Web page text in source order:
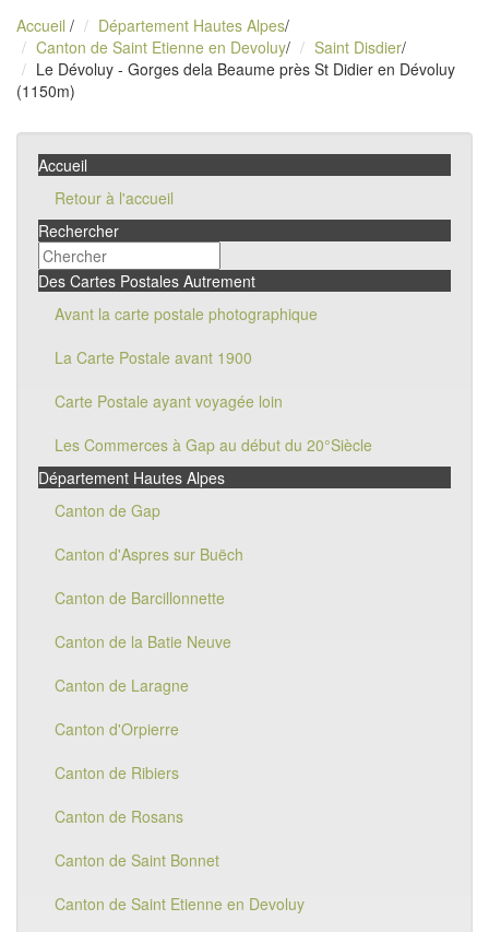
Accueil / Département Hautes Alpes/
Canton de Saint Etienne en Devoluy/ Saint Disdier/
Le Dévoluy - Gorges dela Beaume près St Didier en Dévoluy
(1150m)
Accueil
Retour à l'accueil
Rechercher
Des Cartes Postales Autrement
Avant la carte postale photographique
La Carte Postale avant 1900
Carte Postale ayant voyagée loin
Les Commerces à Gap au début du 20°Siècle
Département Hautes Alpes
Canton de Gap
Canton d'Aspres sur Buëch
Canton de Barcillonnette
Canton de la Batie Neuve
Canton de Laragne
Canton d'Orpierre
Canton de Ribiers
Canton de Rosans
Canton de Saint Bonnet
Canton de Saint Etienne en Devoluy